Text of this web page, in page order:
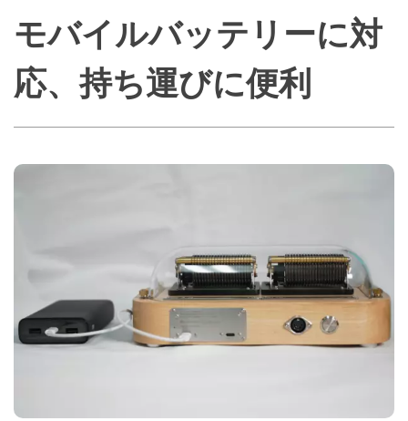
モバイルバッテリーに対
応、持ち運びに便利